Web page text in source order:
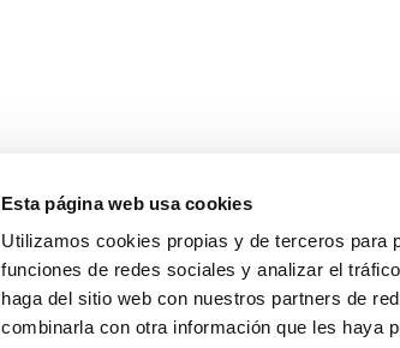
Esta página web usa cookies
Utilizamos cookies propias y de terceros para
funciones de redes sociales y analizar el
haga del sitio web con nuestros partners de
combinarla con otra información que les haya